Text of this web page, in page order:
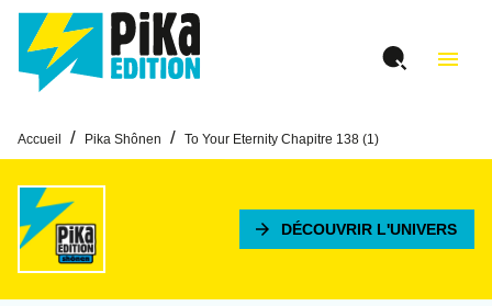
MENU RECHERCHE
PIED DE PAGE
menu
Accueil / Pika Shônen / To Your Eternity Chapitre 138 (1)
arrow_forward DÉCOUVRIR L'UNIVERS